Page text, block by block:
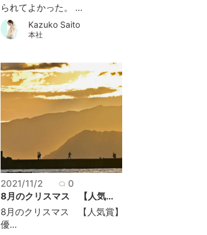
られてよかった。 ...
Kazuko Saito
本社
2021/11/2
0
8月のクリスマス 【人気...
8月のクリスマス 【人気賞】
優...